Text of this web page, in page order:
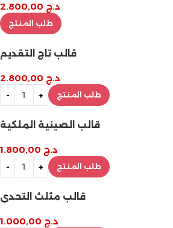
د.ج
طلب المنتج
قالب تاج التقديم
د.ج
طلب المنتج
قالب الصينية الملكية
د.ج
طلب المنتج
قالب مثلث التحدي
د.ج